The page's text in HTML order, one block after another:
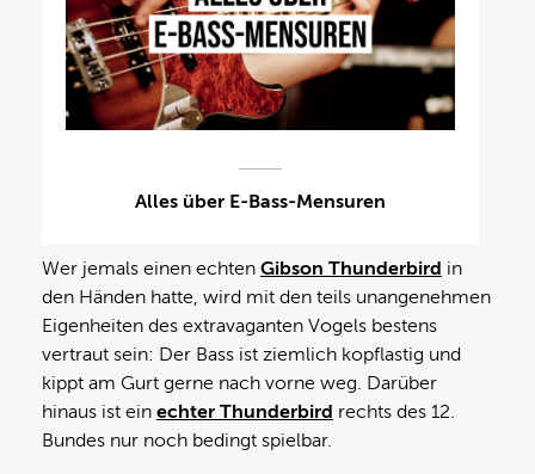
Alles über E-Bass-Mensuren
Wer jemals einen echten Gibson Thunderbird in
den Händen hatte, wird mit den teils unangenehmen
Eigenheiten des extravaganten Vogels bestens
vertraut sein: Der Bass ist ziemlich kopflastig und
kippt am Gurt gerne nach vorne weg. Darüber
hinaus ist ein echter Thunderbird rechts des 12.
Bundes nur noch bedingt spielbar.